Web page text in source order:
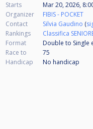
Starts
Mar 20, 2026,
Organizer
FIBIS - POCKET
Contact
Silvia Gaudino (
Rankings
Classifica
Format
Double to Single
Race to
75
Handicap
No handicap